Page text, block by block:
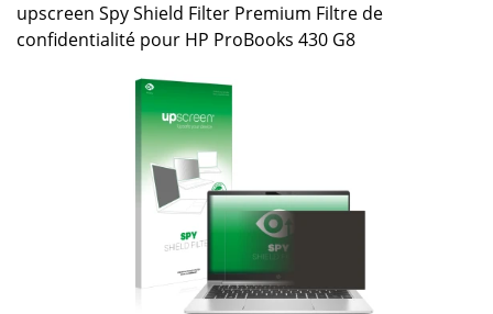
upscreen Spy Shield Filter Premium Filtre de
confidentialité pour HP ProBooks 430 G8